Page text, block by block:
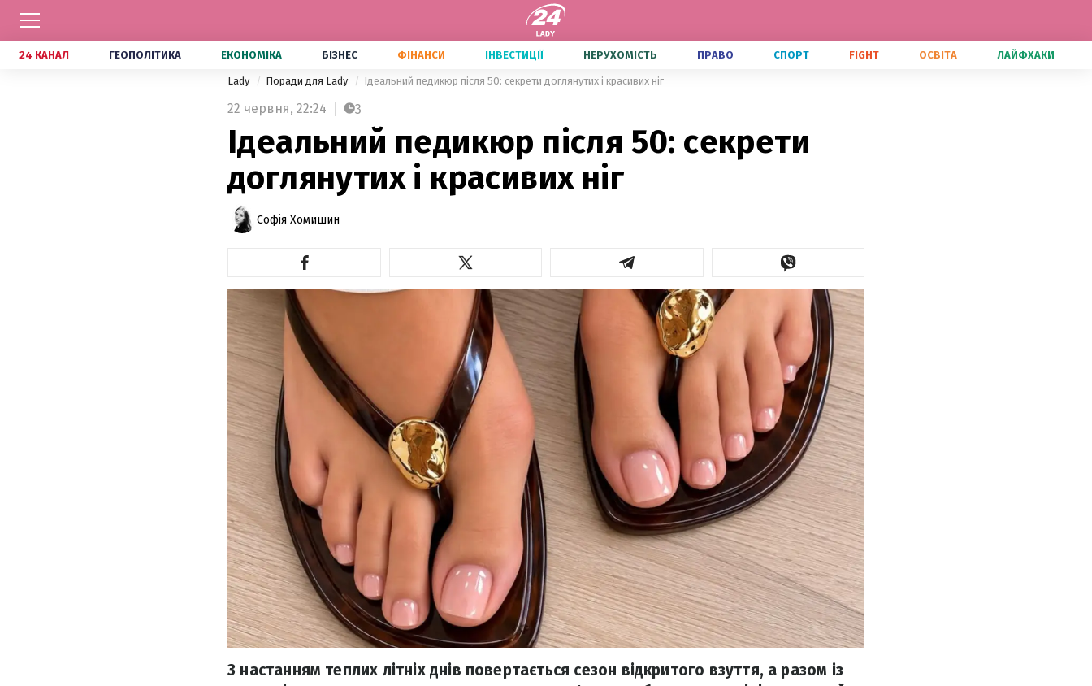
24 КАНАЛ ГЕОПОЛІТИКА ЕКОНОМІКА БІЗНЕС ФІНАНСИ ІНВЕСТИЦІЇ НЕРУХОМІСТЬ ПРАВО СПОРТ FIGHT ОСВІТА ЛАЙФХАКИ
Lady Поради для Lady Ідеальний педикюр після 50: секрети доглянутих і красивих ніг
22 червня, 22:24 3
Ідеальний педикюр після 50: секрети
доглянутих і красивих ніг
Софія Хомишин
З настанням теплих літніх днів повертається сезон відкритого взуття, а разом із